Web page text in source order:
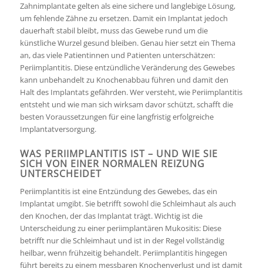
Zahnimplantate gelten als eine sichere und langlebige Lösung,
um fehlende Zähne zu ersetzen. Damit ein Implantat jedoch
dauerhaft stabil bleibt, muss das Gewebe rund um die
künstliche Wurzel gesund bleiben. Genau hier setzt ein Thema
an, das viele Patientinnen und Patienten unterschätzen:
Periimplantitis. Diese entzündliche Veränderung des Gewebes
kann unbehandelt zu Knochenabbau führen und damit den
Halt des Implantats gefährden. Wer versteht, wie Periimplantitis
entsteht und wie man sich wirksam davor schützt, schafft die
besten Voraussetzungen für eine langfristig erfolgreiche
Implantatversorgung.
WAS PERIIMPLANTITIS IST – UND WIE SIE
SICH VON EINER NORMALEN REIZUNG
UNTERSCHEIDET
Periimplantitis ist eine Entzündung des Gewebes, das ein
Implantat umgibt. Sie betrifft sowohl die Schleimhaut als auch
den Knochen, der das Implantat trägt. Wichtig ist die
Unterscheidung zu einer periimplantären Mukositis: Diese
betrifft nur die Schleimhaut und ist in der Regel vollständig
heilbar, wenn frühzeitig behandelt. Periimplantitis hingegen
führt bereits zu einem messbaren Knochenverlust und ist damit